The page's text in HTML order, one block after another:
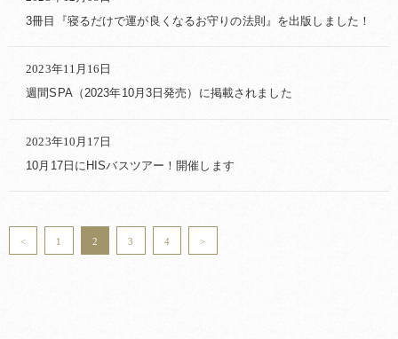
3冊目『寝るだけで運が良くなるお守りの法則』を出版しました！
2023年11月16日
週間SPA（2023年10月3日発売）に掲載されました
2023年10月17日
10月17日にHISバスツアー！開催します
< 1 2 3 4 >